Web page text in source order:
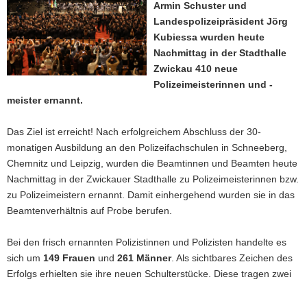
a
v
i
g
a
Armin Schuster und
Landespolizeipräsident Jörg
Kubiessa wurden heute
Nachmittag in der Stadthalle
Zwickau 410 neue
Polizeimeisterinnen und -
meister ernannt.
Das Ziel ist erreicht! Nach erfolgreichem Abschluss der 30-
monatigen Ausbildung an den Polizeifachschulen in Schneeberg,
Chemnitz und Leipzig, wurden die Beamtinnen und Beamten heute
Nachmittag in der Zwickauer Stadthalle zu Polizeimeisterinnen bzw.
zu Polizeimeistern ernannt. Damit einhergehend wurden sie in das
Beamtenverhältnis auf Probe berufen.
Bei den frisch ernannten Polizistinnen und Polizisten handelte es
sich um 149 Frauen und 261 Männer. Als sichtbares Zeichen des
Erfolgs erhielten sie ihre neuen Schulterstücke. Diese tragen zwei